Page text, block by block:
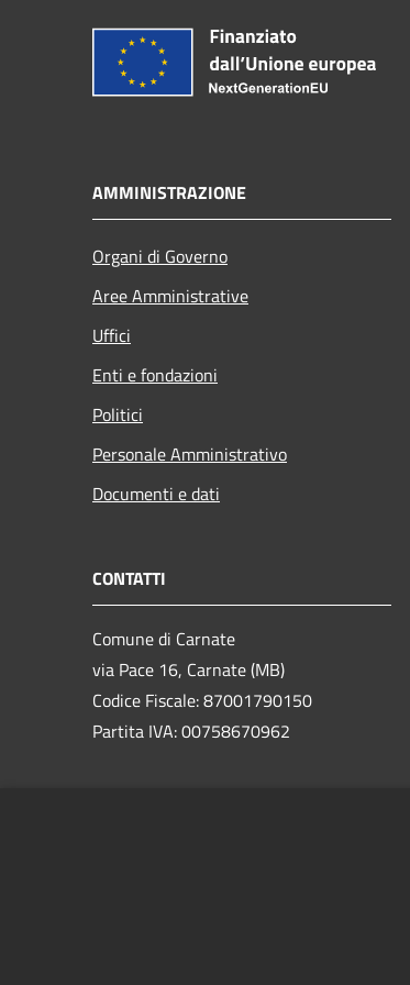
AMMINISTRAZIONE
Organi di Governo
Aree Amministrative
Uffici
Enti e fondazioni
Politici
Personale Amministrativo
Documenti e dati
CONTATTI
Comune di Carnate
via Pace 16, Carnate (MB)
Codice Fiscale: 87001790150
Partita IVA: 00758670962